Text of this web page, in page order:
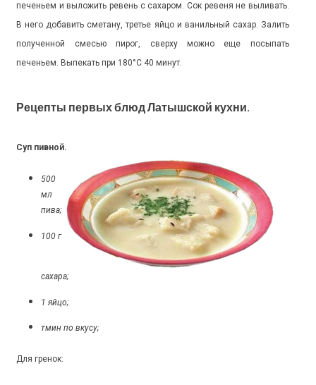
печеньем и выложить ревень с сахаром. Сок ревеня не выливать.
В него добавить сметану, третье яйцо и ванильный сахар. Залить
полученной смесью пирог, сверху можно еще посыпать
печеньем. Выпекать при 180°C 40 минут.
Рецепты первых блюд Латышской кухни.
Суп пивной.
500
мл
пива;
100 г
сахара;
1 яйцо;
тмин по вкусу;
Для гренок: